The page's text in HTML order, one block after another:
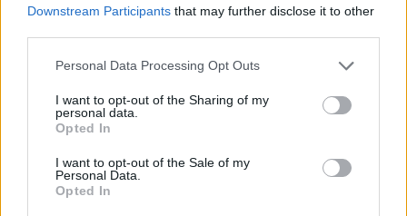
Downstream Participants that may further disclose it to other
Personal Data Processing Opt Outs
I want to opt-out of the Sharing of my
personal data.
Opted In
I want to opt-out of the Sale of my
Personal Data.
Opted In
Ωραίες εικόνες, selfies με νόημα, στιγμιότυπα από τις
επιλεκτικές δουλειές της και άξαφνα όσο προχωράς θα